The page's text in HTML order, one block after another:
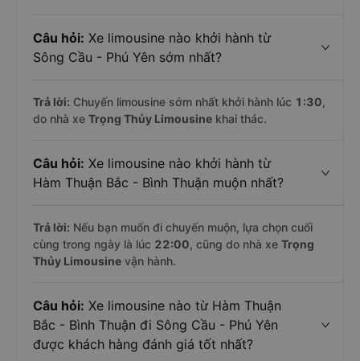
Câu hỏi: Xe limousine nào khởi hành từ
Sông Cầu - Phú Yên sớm nhất?
Trả lời: Chuyến limousine sớm nhất khởi hành lúc 1:30,
do nhà xe Trọng Thủy Limousine khai thác.
Câu hỏi: Xe limousine nào khởi hành từ
Hàm Thuận Bắc - Bình Thuận muộn nhất?
Trả lời: Nếu bạn muốn đi chuyến muộn, lựa chọn cuối
cùng trong ngày là lúc 22:00, cũng do nhà xe Trọng
Thủy Limousine vận hành.
Câu hỏi: Xe limousine nào từ Hàm Thuận
Bắc - Bình Thuận đi Sông Cầu - Phú Yên
được khách hàng đánh giá tốt nhất?